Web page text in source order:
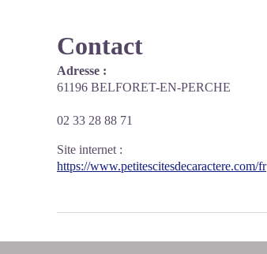
Contact
Adresse :
61196 BELFORET-EN-PERCHE
02 33 28 88 71
Site internet :
https://www.petitescitesdecaractere.com/fr